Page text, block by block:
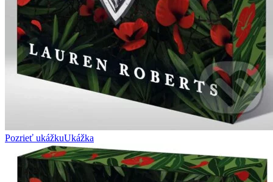
Pozrieť ukážkuUkážka